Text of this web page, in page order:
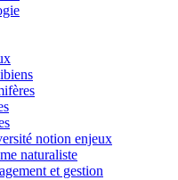
notion enjeux
naturaliste
et gestion